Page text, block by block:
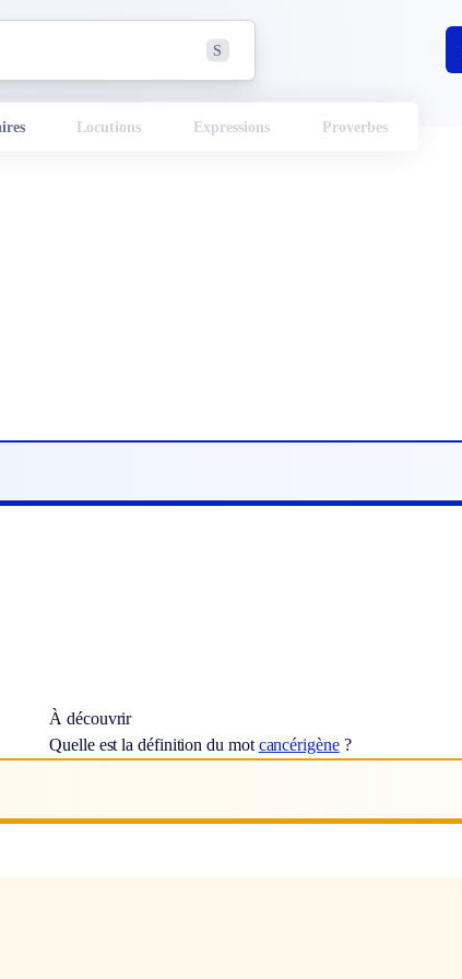
S
Locutions Expressions Proverbes
À découvrir
Quelle est la définition du mot cancérigène?